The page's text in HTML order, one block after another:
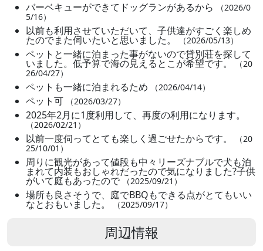
バーベキューができてドッグランがあるから
（2026/0
5/16）
以前も利用させていただいて、子供達がすごく楽しめ
たのでまた伺いたいと思いました。 （2026/05/13）
ペットと一緒に泊まった事がないので貸別荘を探して
いました。低予算で海の見えるとこが希望です。
（20
26/04/27）
ペットも一緒に泊まれるため （2026/04/14）
ペット可 （2026/03/27）
2025年2月に1度利用して、再度の利用になります。
（2026/02/21）
以前一度伺ってとても楽しく過ごせたからです。
（20
25/10/01）
周りに観光があって値段も中々リーズナブルで犬も泊
まれて内装もおしゃれだったので気になりました?子供
がいて庭もあったので （2025/09/21）
場所も良さそうで、庭でBBQもできる点がとてもいい
なとおもいました。 （2025/09/17）
周辺情報